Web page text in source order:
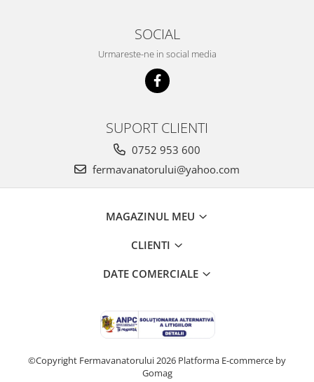
SOCIAL
Urmareste-ne in social media
SUPORT CLIENTI
0752 953 600
fermavanatorului@yahoo.com
MAGAZINUL MEU
CLIENTI
DATE COMERCIALE
©Copyright Fermavanatorului 2026 Platforma E-commerce by
Gomag